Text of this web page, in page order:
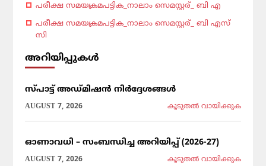
പരീക്ഷ സമയക്രമപട്ടിക_നാലാം സെമസ്റ്റര്_ ബി എ
പരീക്ഷ സമയക്രമപട്ടിക_നാലാം സെമസ്റ്റര്_ ബി എസ്
സി
അറിയിപ്പുകൾ
സ്പാട്ട് അഡ്മിഷൻ നിർദ്ദേശങ്ങൾ
AUGUST 7, 2026 കൂടുതല്‍ വായിക്കുക
ഓണാവധി – സംബന്ധിച്ച അറിയിപ്പ് (2026-27)
AUGUST 7, 2026 കൂടുതല്‍ വായിക്കുക